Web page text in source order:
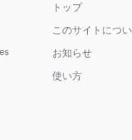
トップ
このサイトにつ
お知らせ
使い方